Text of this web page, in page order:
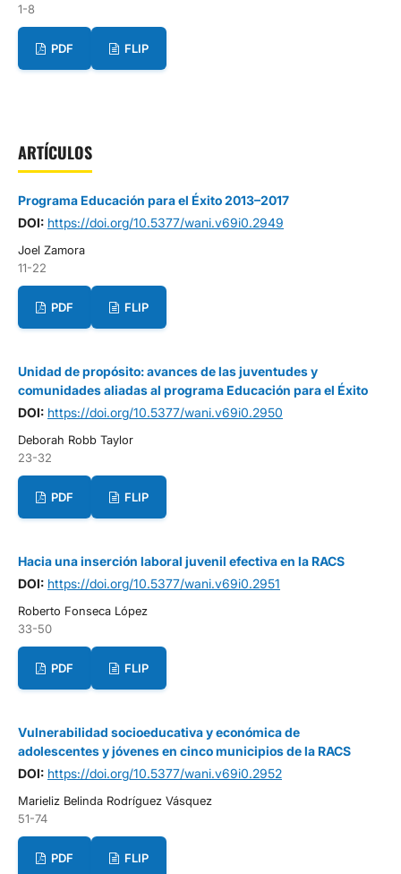
1-8
PDF FLIP
ARTÍCULOS
Programa Educación para el Éxito 2013–2017
DOI: https://doi.org/10.5377/wani.v69i0.2949
Joel Zamora
11-22
PDF FLIP
Unidad de propósito: avances de las juventudes y
comunidades aliadas al programa Educación para el Éxito
DOI: https://doi.org/10.5377/wani.v69i0.2950
Deborah Robb Taylor
23-32
PDF FLIP
Hacia una inserción laboral juvenil efectiva en la RACS
DOI: https://doi.org/10.5377/wani.v69i0.2951
Roberto Fonseca López
33-50
PDF FLIP
Vulnerabilidad socioeducativa y económica de
adolescentes y jóvenes en cinco municipios de la RACS
DOI: https://doi.org/10.5377/wani.v69i0.2952
Marieliz Belinda Rodríguez Vásquez
51-74
PDF FLIP